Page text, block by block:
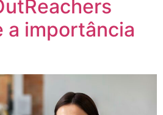
a importância